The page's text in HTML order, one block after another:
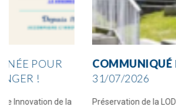
COMMUNIQUÉ
DE PRESSE
31/07/2026
Préservation de la LODEOM et du RAFIP : la